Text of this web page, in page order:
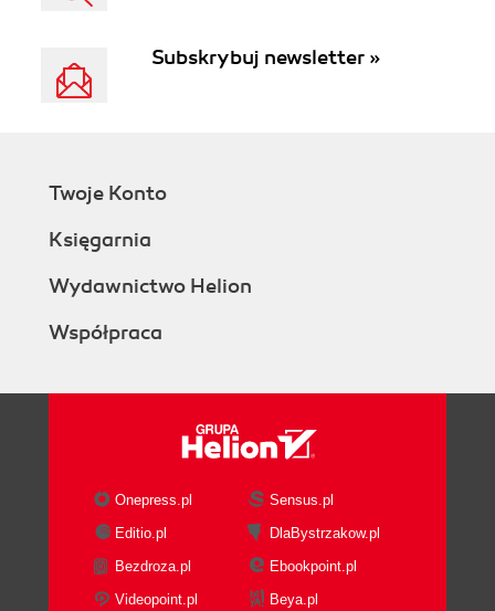
Subskrybuj newsletter »
Twoje Konto
Księgarnia
Wydawnictwo Helion
Współpraca
Onepress.pl
Sensus.pl
Editio.pl
DlaBystrzakow.pl
Bezdroza.pl
Ebookpoint.pl
Videopoint.pl
Beya.pl